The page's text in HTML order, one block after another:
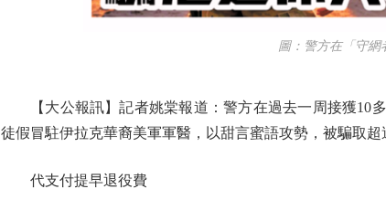
圖：警方在「守網者
【大公報訊】記者姚棠報道：警方在過去一周接獲10多
徒假冒駐伊拉克華裔美軍軍醫，以甜言蜜語攻勢，被騙取超
代支付提早退役費